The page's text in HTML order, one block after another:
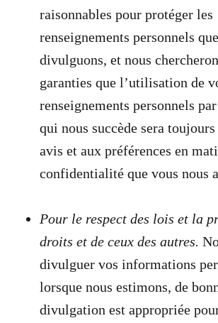
raisonnables pour protéger les
renseignements personnels
divulguons, et nous
garanties que l’utilisation de
renseignements personnels
qui nous succède sera
avis et aux préférences en
confidentialité que vous nous
Pour le respect des lois et la
droits et de ceux des autres.
divulguer vos informations
lorsque nous estimons, de
divulgation est appropriée